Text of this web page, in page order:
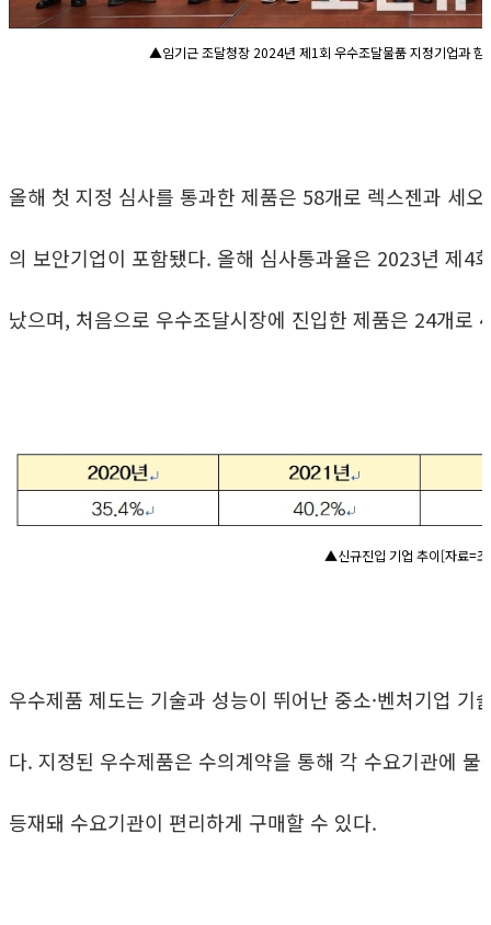
▲임기근 조달청장 2024년 제1회 우수조달물품 지정기업과
올해 첫 지정 심사를 통과한 제품은 58개로 렉스젠과 세
의 보안기업이 포함됐다. 올해 심사통과율은 2023년 제
났으며, 처음으로 우수조달시장에 진입한 제품은 24개로
▲신규진입 기업 추이[자료=
우수제품 제도는 기술과 성능이 뛰어난 중소·벤처기업
다. 지정된 우수제품은 수의계약을 통해 각 수요기관에
등재돼 수요기관이 편리하게 구매할 수 있다.